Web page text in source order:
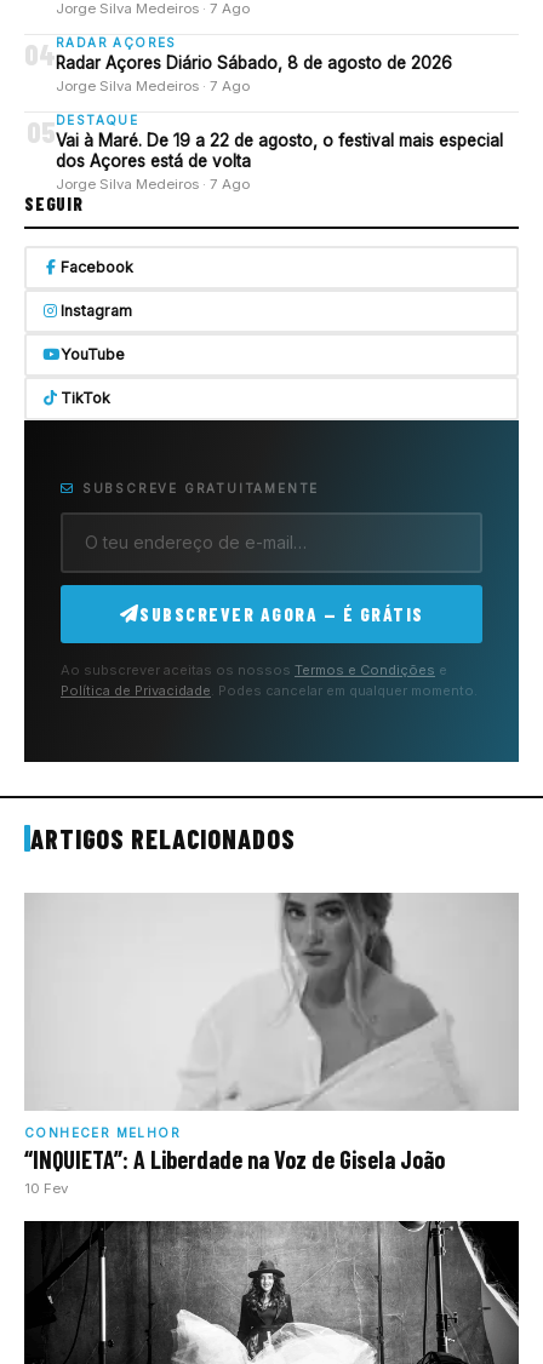
Jorge Silva Medeiros · 7 Ago
04RADAR AÇORES
Radar Açores Diário Sábado, 8 de agosto de 2026
Jorge Silva Medeiros · 7 Ago
05 DESTAQUE
Vai à Maré. De 19 a 22 de agosto, o festival mais especial
dos Açores está de volta
Jorge Silva Medeiros · 7 Ago
SEGUIR
Facebook
Instagram
YouTube
TikTok
SUBSCREVE GRATUITAMENTE
SUBSCREVER AGORA — É GRÁTIS
Ao subscrever aceitas os nossos Termos e Condições e
Política de Privacidade . Podes cancelar em qualquer momento.
ARTIGOS RELACIONADOS
CONHECER MELHOR
“INQUIETA”: A Liberdade na Voz de Gisela João
10 Fev